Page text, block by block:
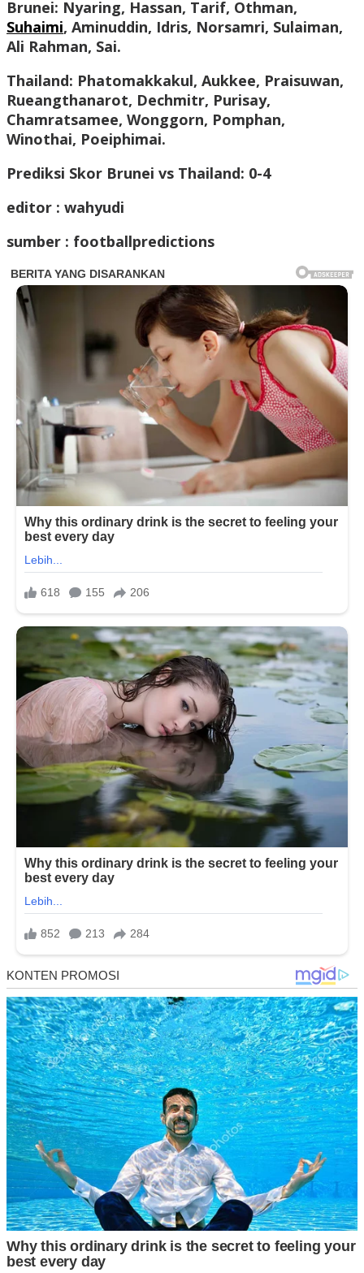
Brunei: Nyaring, Hassan, Tarif, Othman,
Suhaimi, Aminuddin, Idris, Norsamri, Sulaiman,
Ali Rahman, Sai.
Thailand: Phatomakkakul, Aukkee, Praisuwan,
Rueangthanarot, Dechmitr, Purisay,
Chamratsamee, Wonggorn, Pomphan,
Winothai, Poeiphimai.
Prediksi Skor Brunei vs Thailand: 0-4
editor : wahyudi
sumber : footballpredictions